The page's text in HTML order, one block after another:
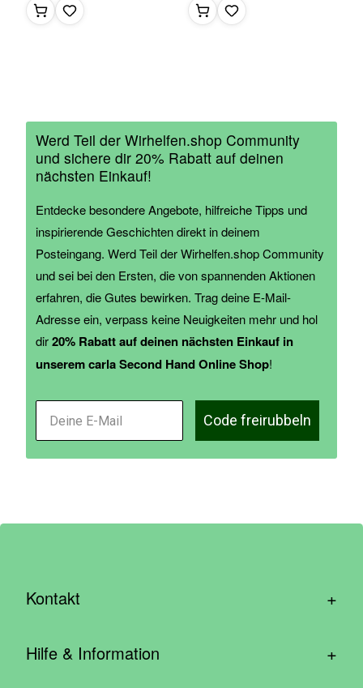
Werd Teil der Wirhelfen.shop Community
und sichere dir 20% Rabatt auf deinen
nächsten Einkauf!
Entdecke besondere Angebote, hilfreiche Tipps und
inspirierende Geschichten direkt in deinem
Posteingang. Werd Teil der Wirhelfen.shop Community
und sei bei den Ersten, die von spannenden Aktionen
erfahren, die Gutes bewirken. Trag deine E-Mail-
Adresse ein, verpass keine Neuigkeiten mehr und hol
dir20% Rabatt auf deinen nächsten Einkauf in
unserem carla Second Hand Online Shop!
Code freirubbeln
Kontakt +
Kontaktformular
Hilfe & Information +